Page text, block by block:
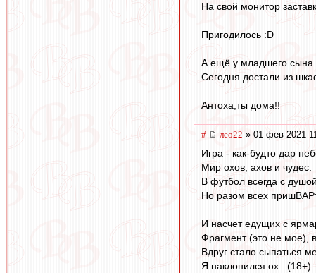
На свой монитор
Пригодилось :D
А ещё у младшего сына
Сегодня достали из
Антоха,ты дома!!
# лео22 » 01 фев 2021
Игра - как-будто дар
Мир охов, ахов и чудес.
В футбол всегда с
Но разом всех
И насчет едущих с
Фрагмент (это не мое),
Вдруг стало сыпаться
Я наклонился